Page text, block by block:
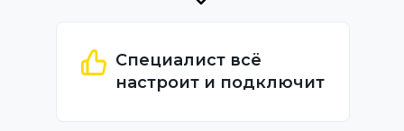
Специалист всё
настроит и подключит